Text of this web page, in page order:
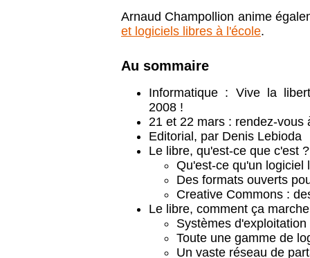
Arnaud Champollion anime
et logiciels libres à l'école.
Au sommaire
Informatique : Vive la
2008 !
21 et 22 mars : rendez-vous
Editorial, par Denis Lebioda
Le libre, qu'est-ce que c'est ?
Qu'est-ce qu'un logiciel
Des formats ouverts
Creative Commons :
Le libre, comment ça
Systèmes
Toute une gamme de
Un vaste réseau de